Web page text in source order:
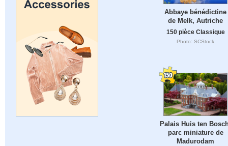
Abbaye bénédictine
de Melk, Autriche
150 pièce Classique
Photo: SCStock
Palais Huis ten
parc miniature de
Madurodam